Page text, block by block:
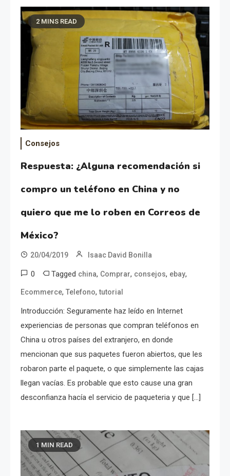
2 MINS READ
Consejos
Respuesta: ¿Alguna recomendación si
compro un teléfono en China y no
quiero que me lo roben en Correos de
México?
20/04/2019 Isaac David Bonilla
0 Tagged china, Comprar, consejos, ebay,
Ecommerce, Telefono,tutorial
Introducción: Seguramente haz leído en Internet
experiencias de personas que compran teléfonos en
China u otros países del extranjero, en donde
mencionan que sus paquetes fueron abiertos, que les
robaron parte el paquete, o que simplemente las cajas
llegan vacías. Es probable que esto cause una gran
desconfianza hacía el servicio de paqueteria y que […]
1 MIN READ